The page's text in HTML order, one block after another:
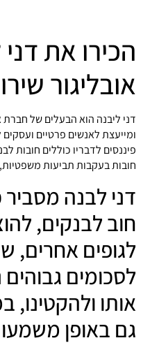
הכירו את
אובליגור
ומייעצת לאנשים פרטיים
פיננסים לדבריו כוללים חובות
חובות בעקבות תביעות
דני לבנה מסביר
חוב לבנקים,
לגופים אחרים,
לסכומים גבוהים
אותו ולהקטינו,
גם באופן